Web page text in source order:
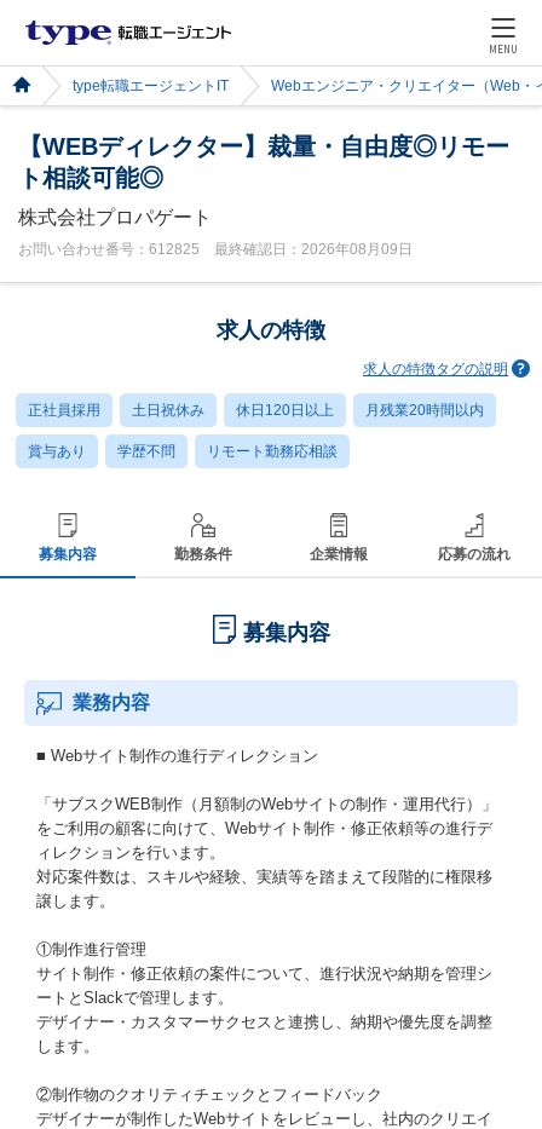
MENU
type転職エージェントIT Webエンジニア・クリエイター（Web・
【WEBディレクター】裁量・自由度◎リモー
ト相談可能◎
株式会社プロパゲート
お問い合わせ番号：612825 最終確認日：2026年08月09日
求人の特徴
求人の特徴タグの説明
正社員採用 土日祝休み 休日120日以上 月残業20時間以内
賞与あり 学歴不問 リモート勤務応相談
募集内容 勤務条件 企業情報 応募の流れ
募集内容
業務内容
■ Webサイト制作の進行ディレクション
「サブスクWEB制作（月額制のWebサイトの制作・運用代行）」
をご利用の顧客に向けて、Webサイト制作・修正依頼等の進行デ
ィレクションを行います。
対応案件数は、スキルや経験、実績等を踏まえて段階的に権限移
譲します。
①制作進行管理
サイト制作・修正依頼の案件について、進行状況や納期を管理シ
ートとSlackで管理します。
デザイナー・カスタマーサクセスと連携し、納期や優先度を調整
します。
②制作物のクオリティチェックとフィードバック
デザイナーが制作したWebサイトをレビューし、社内のクリエイ